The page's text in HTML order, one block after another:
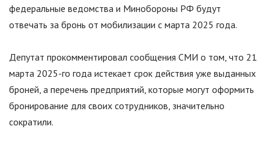
федеральные ведомства и Минобороны РФ будут
отвечать за бронь от мобилизации с марта 2025 года.
Депутат прокомментировал сообщения СМИ о том, что 21
марта 2025-го года истекает срок действия уже выданных
броней, а перечень предприятий, которые могут оформить
бронирование для своих сотрудников, значительно
сократили.